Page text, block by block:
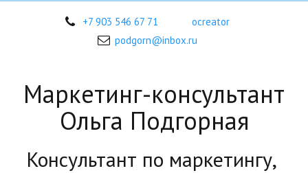
+7 903 546 67 71
ocreator
podgorn@inbox.ru
Маркетинг-консультант
Ольга Подгорная
Консультант по маркетингу,